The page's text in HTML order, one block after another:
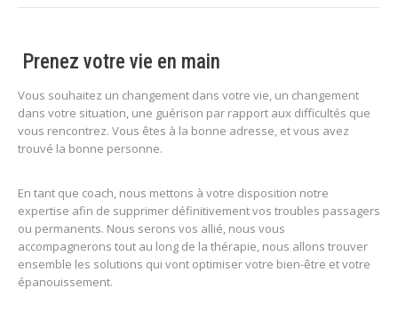
Prenez votre vie en main
Vous souhaitez un changement dans votre vie, un changement
dans votre situation, une guérison par rapport aux difficultés que
vous rencontrez. Vous êtes à la bonne adresse, et vous avez
trouvé la bonne personne.
En tant que coach, nous mettons à votre disposition notre
expertise afin de supprimer définitivement vos troubles passagers
ou permanents. Nous serons vos allié, nous vous
accompagnerons tout au long de la thérapie, nous allons trouver
ensemble les solutions qui vont optimiser votre bien-être et votre
épanouissement.